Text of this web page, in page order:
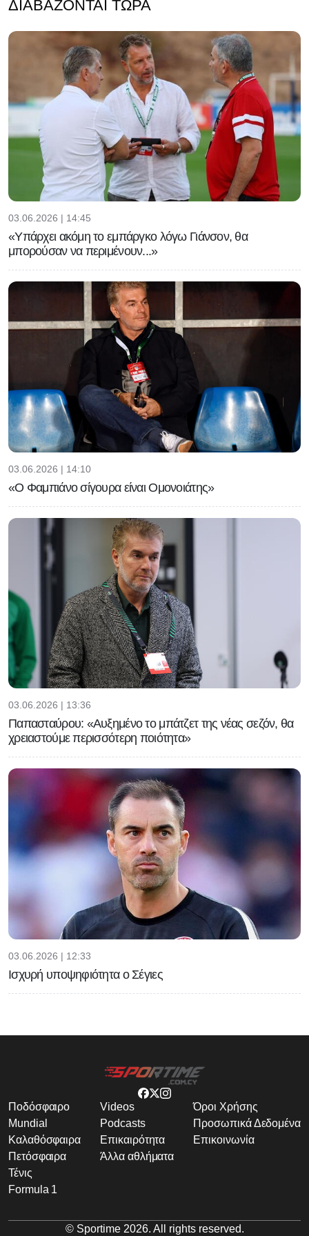
ΔΙΑΒΆΖΟΝΤΑΙ ΤΏΡΑ
03.06.2026 | 14:45
«Υπάρχει ακόμη το εμπάργκο λόγω Γιάνσον, θα
μπορούσαν να περιμένουν...»
03.06.2026 | 14:10
«Ο Φαμπιάνο σίγουρα είναι Ομονοιάτης»
03.06.2026 | 13:36
Παπασταύρου: «Αυξημένο το μπάτζετ της νέας σεζόν, θα
χρειαστούμε περισσότερη ποιότητα»
03.06.2026 | 12:33
Ισχυρή υποψηφιότητα ο Σέγιες
Ποδόσφαιρο
Mundial
Καλαθόσφαιρα
Πετόσφαιρα
Τένις
Formula 1
Videos
Podcasts
Επικαιρότητα
Άλλα αθλήματα
Όροι Χρήσης
Προσωπικά Δεδομένα
Επικοινωνία
© Sportime 2026. All rights reserved.